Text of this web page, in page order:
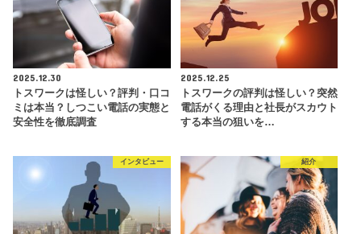
2025.12.30
トスワークは怪しい？評判・口コ
ミは本当？しつこい電話の実態と
安全性を徹底調査
2025.12.25
トスワークの評判は怪しい？突然
電話がくる理由と社長がスカウト
する本当の狙いを…
インタビュー 紹介